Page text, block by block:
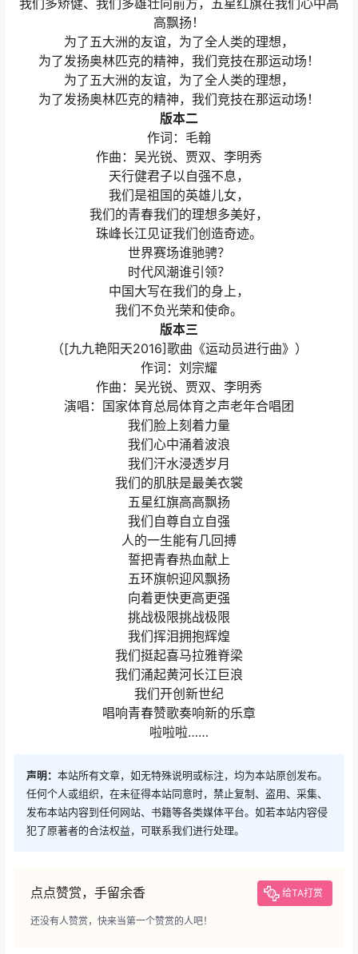
我们多矫健、我们多雄壮向前方，五星红旗在我们心中高
高飘扬！
为了五大洲的友谊，为了全人类的理想，
为了发扬奥林匹克的精神，我们竞技在那运动场！
为了五大洲的友谊，为了全人类的理想，
为了发扬奥林匹克的精神，我们竞技在那运动场！
版本二
作词：毛翰
作曲：吴光锐、贾双、李明秀
天行健君子以自强不息，
我们是祖国的英雄儿女，
我们的青春我们的理想多美好，
珠峰长江见证我们创造奇迹。
世界赛场谁驰骋？
时代风潮谁引领？
中国大写在我们的身上，
我们不负光荣和使命。
版本三
（[九九艳阳天2016]歌曲《运动员进行曲》）
作词：刘宗耀
作曲：吴光锐、贾双、李明秀
演唱：国家体育总局体育之声老年合唱团
我们脸上刻着力量
我们心中涌着波浪
我们汗水浸透岁月
我们的肌肤是最美衣裳
五星红旗高高飘扬
我们自尊自立自强
人的一生能有几回搏
誓把青春热血献上
五环旗帜迎风飘扬
向着更快更高更强
挑战极限挑战极限
我们挥泪拥抱辉煌
我们挺起喜马拉雅脊梁
我们涌起黄河长江巨浪
我们开创新世纪
唱响青春赞歌奏响新的乐章
啦啦啦……
声明： 本站所有文章，如无特殊说明或标注，均为本站原创发布。
任何个人或组织，在未征得本站同意时，禁止复制、盗用、采集、
发布本站内容到任何网站、书籍等各类媒体平台。如若本站内容侵
犯了原著者的合法权益，可联系我们进行处理。
点点赞赏，手留余香 给TA打赏
还没有人赞赏，快来当第一个赞赏的人吧！